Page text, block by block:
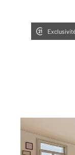
LE PUY EN
256,09 m 2,
Ref : 1931